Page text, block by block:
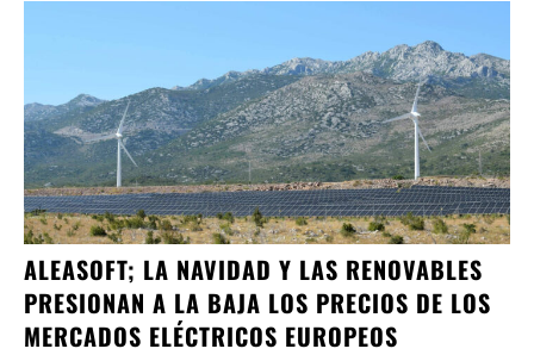
ALEASOFT; LA NAVIDAD Y LAS RENOVABLES
PRESIONAN A LA BAJA LOS PRECIOS DE LOS
MERCADOS ELÉCTRICOS EUROPEOS